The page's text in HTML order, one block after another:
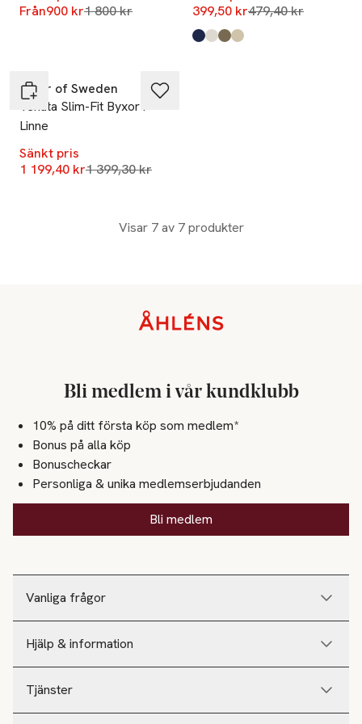
Från900 krLägsta pris 30 dagar
1 800 kr
399,50 krLägsta pris 30
479,40 kr
Produkten finns i färgerna:
Dk Blue,
White,
Dk Army,
Lt Sand,
Tiger of Sweden
Tenuta Slim-Fit Byxor i
Linne
Sänkt pris
1 199,40 krLägsta pris 30 dagar
1 399,30 kr
Visar 7 av 7 produkter
Vanliga frågor
Hjälp & information
Tjänster
Bli medlem i vår kundklubb
10% på ditt första köp som medlem*
Bonus på alla köp
Bonuscheckar
Personliga & unika medlemserbjudanden
Bli medlem